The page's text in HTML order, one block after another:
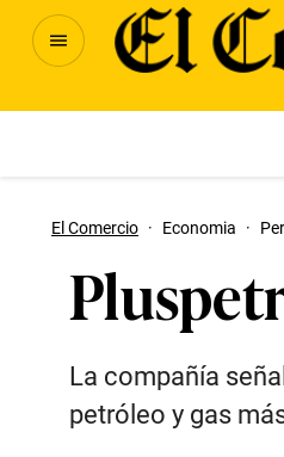
El Comercio · Economia ·
La compañía
petróleo y gas